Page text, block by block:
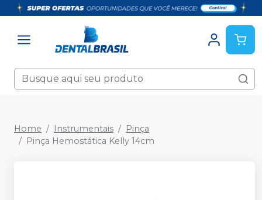
Home Instrumentais
Pinça
Pinça Hemostática Kelly 14cm